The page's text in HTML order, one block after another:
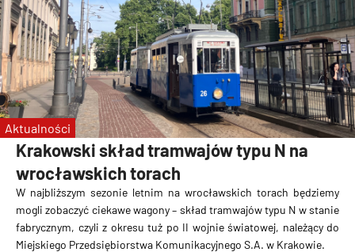
Krakowski skład tramwajów typu N na
wrocławskich torach
W najbliższym sezonie letnim na wrocławskich torach będziemy
mogli zobaczyć ciekawe wagony – skład tramwajów typu N w stanie
fabrycznym, czyli z okresu tuż po II wojnie światowej, należący do
Miejskiego Przedsiębiorstwa Komunikacyjnego S.A. w Krakowie.
Aktualności